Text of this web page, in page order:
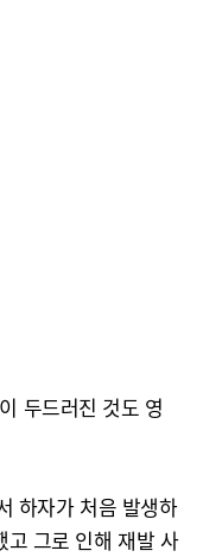
두드러진 것도 영
하자가 처음 발생하
고 그로 인해 재발 사